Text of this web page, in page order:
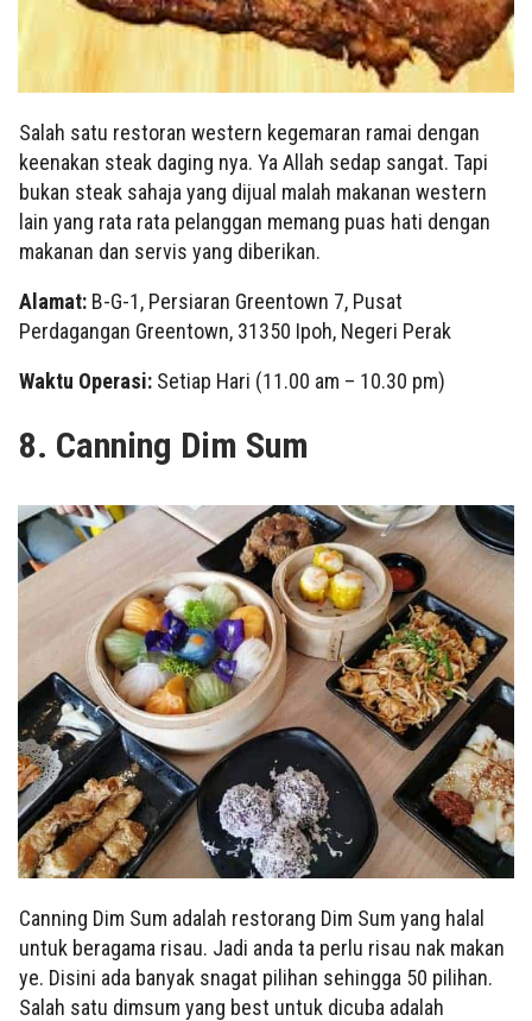
Salah satu restoran western kegemaran ramai dengan
keenakan steak daging nya. Ya Allah sedap sangat. Tapi
bukan steak sahaja yang dijual malah makanan western
lain yang rata rata pelanggan memang puas hati dengan
makanan dan servis yang diberikan.
Alamat: B-G-1, Persiaran Greentown 7, Pusat
Perdagangan Greentown, 31350 Ipoh, Negeri Perak
Waktu Operasi: Setiap Hari (11.00 am – 10.30 pm)
8. Canning Dim Sum
Canning Dim Sum adalah restorang Dim Sum yang halal
untuk beragama risau. Jadi anda ta perlu risau nak makan
ye. Disini ada banyak snagat pilihan sehingga 50 pilihan.
Salah satu dimsum yang best untuk dicuba adalah